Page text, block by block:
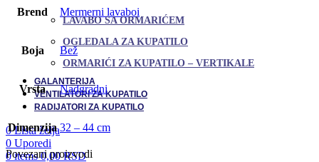
LAVABO SA ORMARIĆEM
OGLEDALA ZA KUPATILO
ORMARIĆI ZA KUPATILO – VERTIKALE
GALANTERIJA
VENTILATORI ZA KUPATILO
RADIJATORI ZA KUPATILO
0Lista želja
0 Uporedi
0items 0,00RSD
Brend Mermerni lavaboi
Boja Bež
Vrsta Nadgradni
Dimenzija 32 – 44 cm
Povezani proizvodi